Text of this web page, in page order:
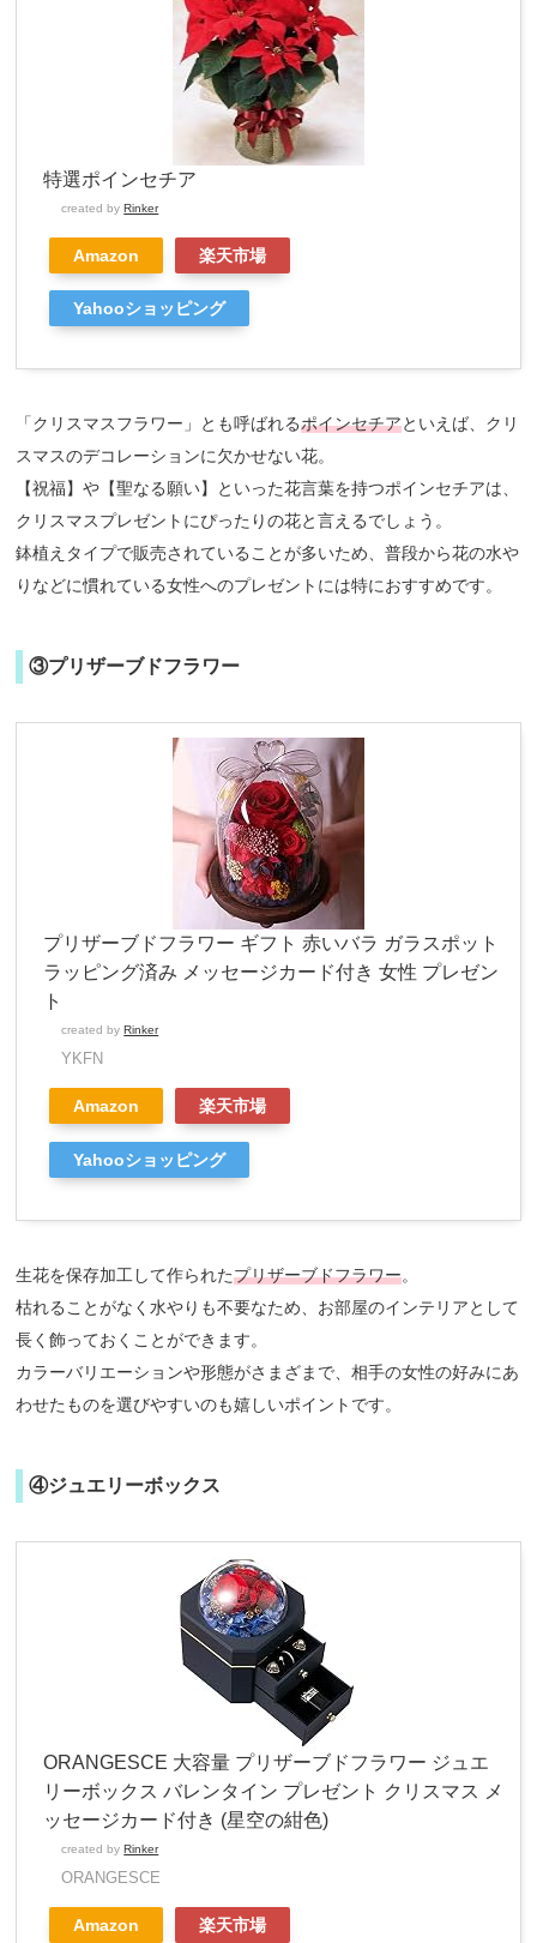
特選ポインセチア
created byRinker
Amazon 楽天市場
Yahooショッピング
「クリスマスフラワー」とも呼ばれるポインセチアといえば、クリ
スマスのデコレーションに欠かせない花。
【祝福】や【聖なる願い】といった花言葉を持つポインセチアは、
クリスマスプレゼントにぴったりの花と言えるでしょう。
鉢植えタイプで販売されていることが多いため、普段から花の水や
りなどに慣れている女性へのプレゼントには特におすすめです。
③プリザーブドフラワー
プリザーブドフラワー ギフト 赤いバラ ガラスポット
ラッピング済み メッセージカード付き 女性 プレゼン
ト
created byRinker
YKFN
Amazon 楽天市場
Yahooショッピング
生花を保存加工して作られたプリザーブドフラワー。
枯れることがなく水やりも不要なため、お部屋のインテリアとして
長く飾っておくことができます。
カラーバリエーションや形態がさまざまで、相手の女性の好みにあ
わせたものを選びやすいのも嬉しいポイントです。
④ジュエリーボックス
ORANGESCE 大容量 プリザーブドフラワー ジュエ
リーボックス バレンタイン プレゼント クリスマス メ
ッセージカード付き (星空の紺色)
created byRinker
ORANGESCE
Amazon 楽天市場